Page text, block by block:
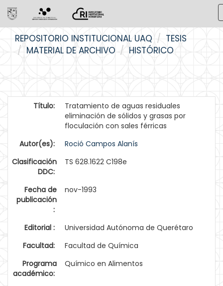
navigation
REPOSITORIO INSTITUCIONAL UAQ
TESIS
MATERIAL DE ARCHIVO
HISTÓRICO
Título:
Tratamiento de aguas residuales
eliminación de sólidos y grasas por
floculación con sales férricas
Autor(es):
Roció Campos Alanís
Clasificación
DDC:
TS 628.1622 C198e
Fecha de
publicación
:
nov-1993
Editorial :
Universidad Autónoma de Querétaro
Facultad:
Facultad de Química
Programa
académico:
Químico en Alimentos